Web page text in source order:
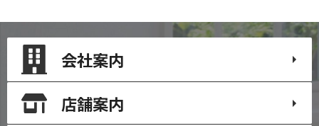
会社案内
店舗案内